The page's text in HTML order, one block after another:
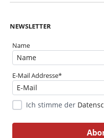
NEWSLETTER
Name
E-Mail Addresse*
Ich stimme der